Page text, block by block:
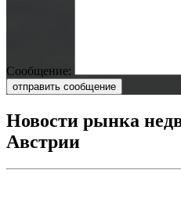
Сообщение:
отправить сообщение
Новости рынка
Австрии